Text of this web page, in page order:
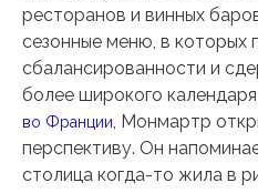
ресторанов и винных
сезонные меню, в которых
сбалансированности и
более широкого
во Франции, Монмартр
перспективу. Он
столица когда-то жила в